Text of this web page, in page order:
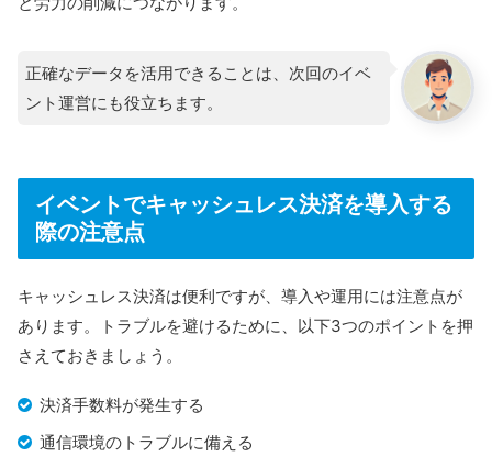
正確なデータを活用できることは、次回のイベ
ント運営にも役立ちます。
イベントでキャッシュレス決済を導入する
際の注意点
キャッシュレス決済は便利ですが、導入や運用には注意点が
あります。トラブルを避けるために、以下3つのポイントを押
さえておきましょう。
決済手数料が発生する
通信環境のトラブルに備える